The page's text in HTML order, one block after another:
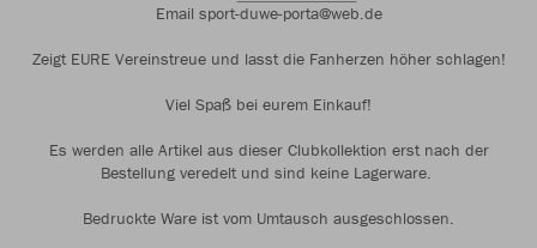
Email sport-duwe-porta@web.de
Zeigt EURE Vereinstreue und lasst die Fanherzen höher schlagen!
Viel Spaß bei eurem Einkauf!
Es werden alle Artikel aus dieser Clubkollektion erst nach der
Bestellung veredelt und sind keine Lagerware.
Bedruckte Ware ist vom Umtausch ausgeschlossen.